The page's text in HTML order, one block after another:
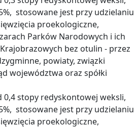
stosowane jest przy udzielaniu
proekologiczne,
Parków Narodowych i ich
bez otulin - przez
powiaty, związki
województwa oraz spółki
stopy redyskontowej weksli,
stosowane jest przy udzielaniu
proekologiczne,